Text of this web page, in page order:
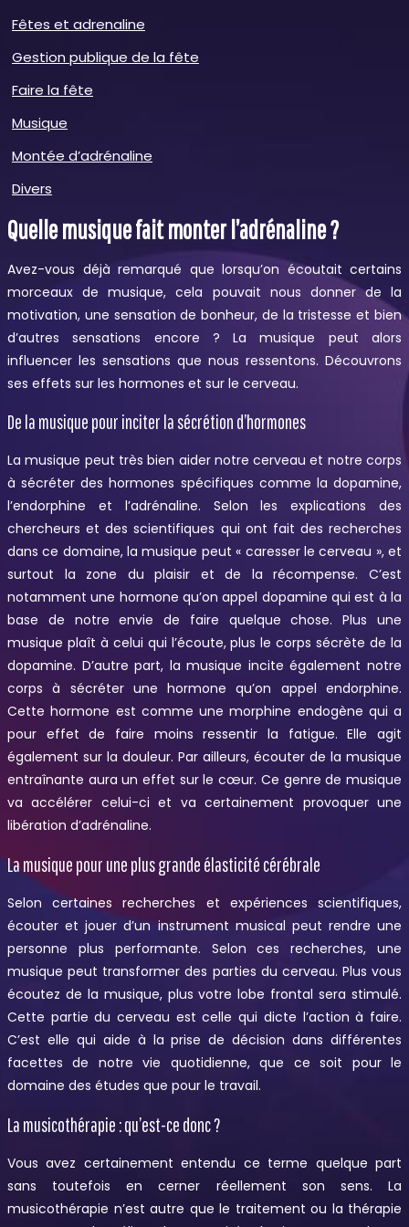
Fêtes et adrenaline
Gestion publique de la fête
Faire la fête
Musique
Montée d’adrénaline
Divers
Quelle musique fait monter l’adrénaline ?
Avez-vous déjà remarqué que lorsqu’on écoutait certains
morceaux de musique, cela pouvait nous donner de la
motivation, une sensation de bonheur, de la tristesse et bien
d’autres sensations encore ? La musique peut alors
influencer les sensations que nous ressentons. Découvrons
ses effets sur les hormones et sur le cerveau.
De la musique pour inciter la sécrétion d’hormones
La musique peut très bien aider notre cerveau et notre corps
à sécréter des hormones spécifiques comme la dopamine,
l’endorphine et l’adrénaline. Selon les explications des
chercheurs et des scientifiques qui ont fait des recherches
dans ce domaine, la musique peut « caresser le cerveau », et
surtout la zone du plaisir et de la récompense. C’est
notamment une hormone qu’on appel dopamine qui est à la
base de notre envie de faire quelque chose. Plus une
musique plaît à celui qui l’écoute, plus le corps sécrète de la
dopamine. D’autre part, la musique incite également notre
corps à sécréter une hormone qu’on appel endorphine.
Cette hormone est comme une morphine endogène qui a
pour effet de faire moins ressentir la fatigue. Elle agit
également sur la douleur. Par ailleurs, écouter de la musique
entraînante aura un effet sur le cœur. Ce genre de musique
va accélérer celui-ci et va certainement provoquer une
libération d’adrénaline.
La musique pour une plus grande élasticité cérébrale
Selon certaines recherches et expériences scientifiques,
écouter et jouer d’un instrument musical peut rendre une
personne plus performante. Selon ces recherches, une
musique peut transformer des parties du cerveau. Plus vous
écoutez de la musique, plus votre lobe frontal sera stimulé.
Cette partie du cerveau est celle qui dicte l’action à faire.
C’est elle qui aide à la prise de décision dans différentes
facettes de notre vie quotidienne, que ce soit pour le
domaine des études que pour le travail.
La musicothérapie : qu’est-ce donc ?
Vous avez certainement entendu ce terme quelque part
sans toutefois en cerner réellement son sens. La
musicothérapie n’est autre que le traitement ou la thérapie